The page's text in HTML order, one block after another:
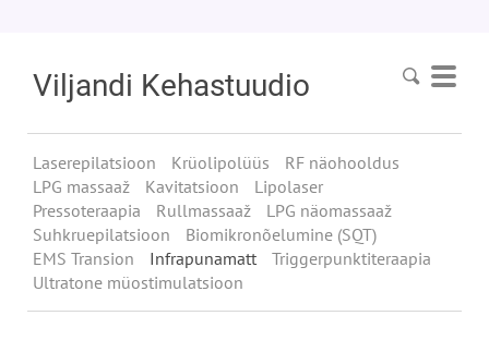
Viljandi Kehastuudio
Laserepilatsioon Krüolipolüüs
RF näohooldus
LPG massaaž
Kavitatsioon
Lipolaser
Pressoteraapia
Rullmassaaž
LPG näomassaaž
Suhkruepilatsioon
Biomikronõelumine (SQT)
EMS Transion
Infrapunamatt
Triggerpunktiteraapia
Ultratone müostimulatsioon